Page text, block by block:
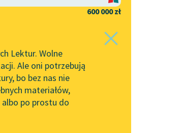
O projekcie
Zasady wykorzystania
Wolnych Lektur
Logotypy
Materiały promocyjne
600 000 zł
Lektur. Wolne
Ale oni potrzebują
bo bez nas nie
materiałów,
po prostu do